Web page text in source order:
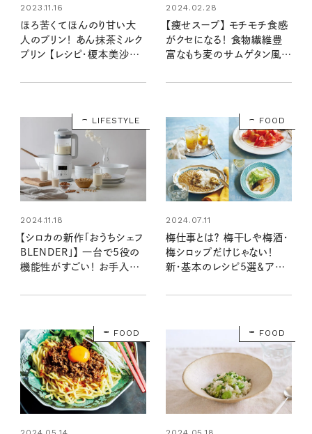
2023.11.16
ほろ苦くてほんのり甘い大
人のプリン！ あん抹茶ミルク
プリン 【レシピ・榎本美沙さ
2024.02.28
【痩せスープ】 モチモチ食感
がクセになる！ 食物繊維豊
富なもち麦のサムゲタン風ス
LIFESTYLE
2024.11.18
【シロカの新作「おうちシェフ
BLENDER」】 一台で5役の
機能性がすごい！ お手入れ
きブレンダーが登場
FOOD
2024.07.11
梅仕事とは？ 梅干しや梅酒・
梅シロップだけじゃない！
新・基本のレシピ5選＆アレ
FOOD FOOD